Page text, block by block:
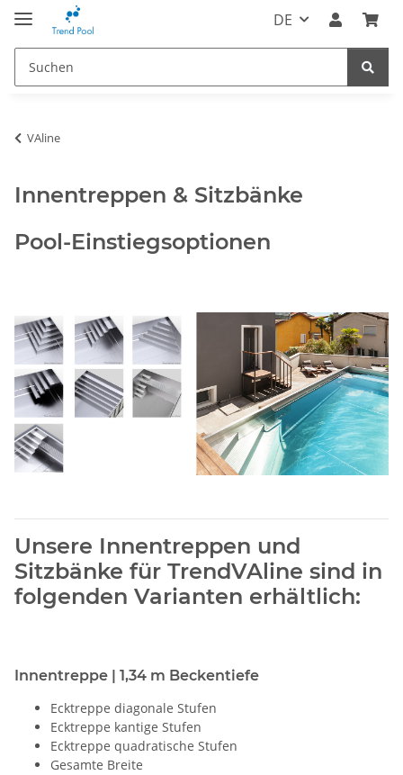
DE
VAline
Innentreppen & Sitzbänke
Pool-Einstiegsoptionen
Unsere Innentreppen und
Sitzbänke für TrendVAline sind in
folgenden Varianten erhältlich:
Innentreppe | 1,34 m Beckentiefe
Ecktreppe diagonale Stufen
Ecktreppe kantige Stufen
Ecktreppe quadratische Stufen
Gesamte Breite